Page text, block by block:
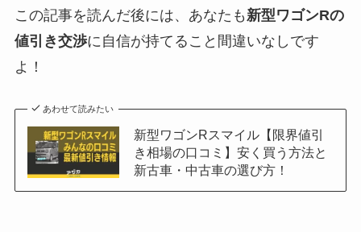
この記事を読んだ後には、あなたも新型ワゴンRの
値引き交渉に自信が持てること間違いなしです
よ！
あわせて読みたい
新型ワゴンRスマイル【限界値引
き相場の口コミ】安く買う方法と
新古車・中古車の選び方！